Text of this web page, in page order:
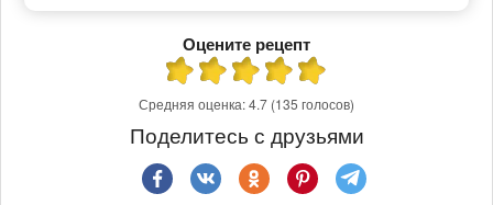
Оцените рецепт
Средняя оценка:4.7 (135 голосов)
Поделитесь с друзьями